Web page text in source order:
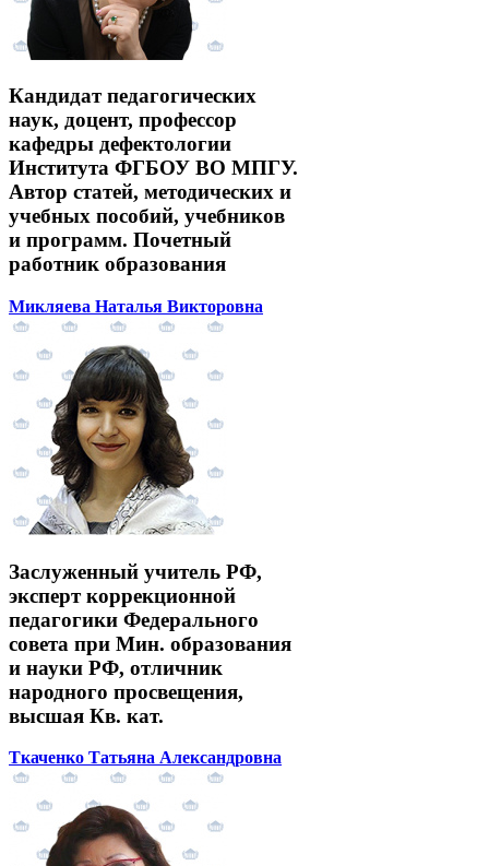
Кандидат педагогических
наук, доцент, профессор
кафедры дефектологии
Института ФГБОУ ВО МПГУ.
Автор статей, методических и
учебных пособий, учебников
и программ. Почетный
работник образования
Микляева Наталья Викторовна
Заслуженный учитель РФ,
эксперт коррекционной
педагогики Федерального
совета при Мин. образования
и науки РФ, отличник
народного просвещения,
высшая Кв. кат.
Ткаченко Татьяна Александровна